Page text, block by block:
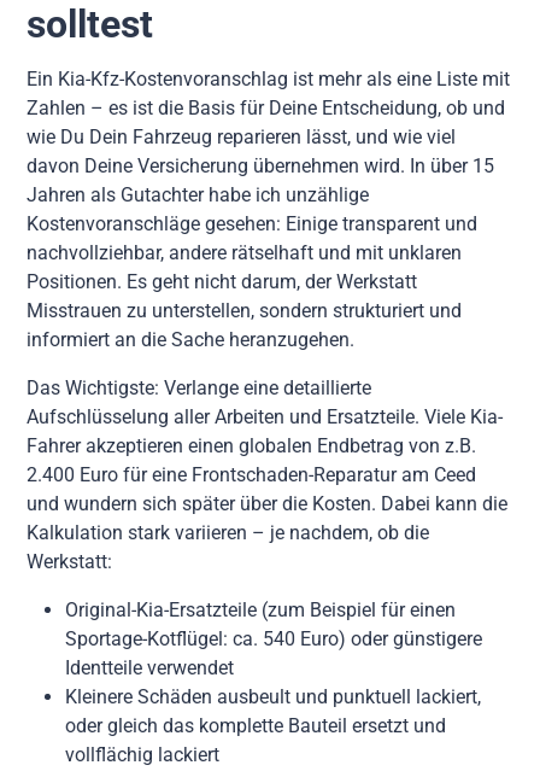
solltest
Ein Kia-Kfz-Kostenvoranschlag ist mehr als eine Liste mit
Zahlen – es ist die Basis für Deine Entscheidung, ob und
wie Du Dein Fahrzeug reparieren lässt, und wie viel
davon Deine Versicherung übernehmen wird. In über 15
Jahren als Gutachter habe ich unzählige
Kostenvoranschläge gesehen: Einige transparent und
nachvollziehbar, andere rätselhaft und mit unklaren
Positionen. Es geht nicht darum, der Werkstatt
Misstrauen zu unterstellen, sondern strukturiert und
informiert an die Sache heranzugehen.
Das Wichtigste: Verlange eine detaillierte
Aufschlüsselung aller Arbeiten und Ersatzteile. Viele Kia-
Fahrer akzeptieren einen globalen Endbetrag von z.B.
2.400 Euro für eine Frontschaden-Reparatur am Ceed
und wundern sich später über die Kosten. Dabei kann die
Kalkulation stark variieren – je nachdem, ob die
Werkstatt:
Original-Kia-Ersatzteile (zum Beispiel für einen
Sportage-Kotflügel: ca. 540 Euro) oder günstigere
Identteile verwendet
Kleinere Schäden ausbeult und punktuell lackiert,
oder gleich das komplette Bauteil ersetzt und
vollflächig lackiert